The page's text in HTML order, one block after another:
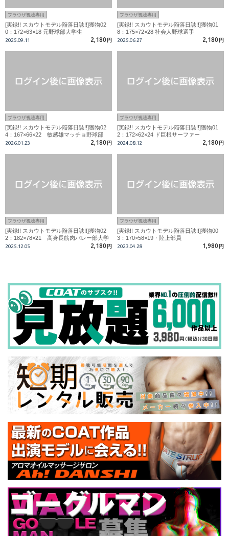
ブラウザ視聴専用
[実録!! スカウトモデル陥落日誌!!]獲物02
0：172×63×18 元野球部大学生
2025.09.11 2,180 円
ブラウザ視聴専用
[実録!! スカウトモデル陥落日誌!!]獲物01
8：175×72×28 社会人野球選手
2025.06.27 2,180 円
ブラウザ視聴専用
[実録!! スカウトモデル陥落日誌!!]獲物02
4：167×66×22 敏感雄マッチョ野球部
2026.01.23 2,180 円
ブラウザ視聴専用
[実録!! スカウトモデル陥落日誌!!]獲物01
2：172×62×24 ド巨根サーファー
2024.08.12 2,180 円
ブラウザ視聴専用
[実録!! スカウトモデル陥落日誌!!]獲物02
2：182×78×21 高身長筋肉バレー部大学
生
2025.12.05 2,180 円
ブラウザ視聴専用
[実録!! スカウトモデル陥落日誌!!]獲物00
3：170×58×19・陸上部員
2023.04.28 1,980 円